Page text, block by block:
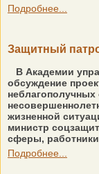
Подробнее...
Защитный
В Академии
обсуждение
жизненной
министр
сферы,
Подробнее...